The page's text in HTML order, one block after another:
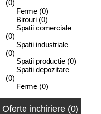
(0)
Ferme (0)
Birouri (0)
Spatii comerciale
(0)
Spatii industriale
(0)
Spatii productie (0)
Spatii depozitare
(0)
Ferme (0)
Oferte inchiriere (0)